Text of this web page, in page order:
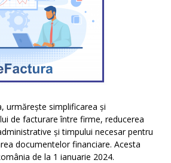
urmărește simplificarea și
de facturare între firme, reducerea
și timpului necesar pentru
documentelor financiare. Acesta
de la 1 ianuarie 2024.